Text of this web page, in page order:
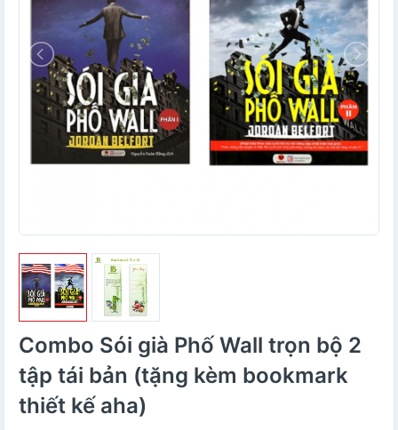
Combo Sói già Phố Wall trọn bộ 2
tập tái bản (tặng kèm bookmark
thiết kế aha)